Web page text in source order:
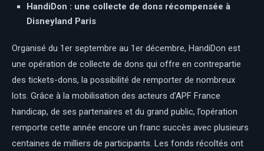
HandiDon : une collecte de dons récompensée à
Disneyland Paris
Organisé du 1er septembre au 1er décembre, HandiDon est
une opération de collecte de dons qui offre en contrepartie
des tickets-dons, la possibilité de remporter de nombreux
lots. Grâce à la mobilisation des acteurs d’APF France
handicap, de ses partenaires et du grand public, l’opération
remporte cette année encore un franc succès avec plusieurs
centaines de milliers de participants. Les fonds récoltés ont